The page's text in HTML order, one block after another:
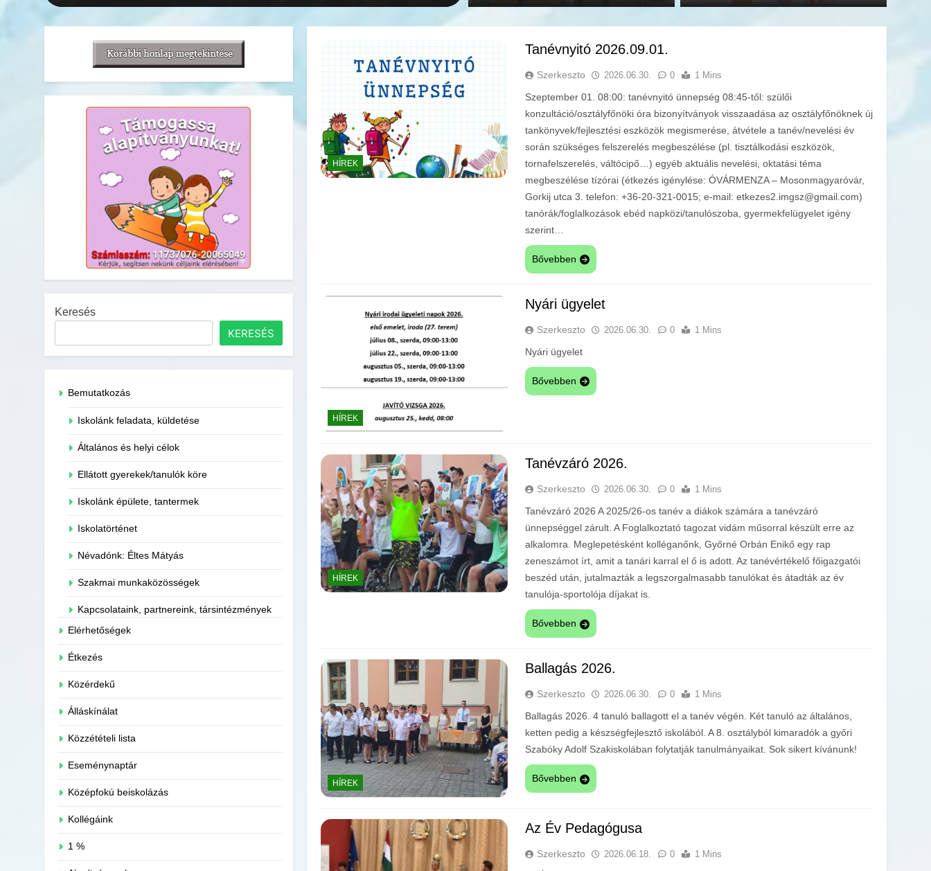
Keresés
KERESÉS
Bemutatkozás
Iskolánk feladata, küldetése
Általános és helyi célok
Ellátott gyerekek/tanulók köre
Iskolánk épülete, tantermek
Iskolatörténet
Névadónk: Éltes Mátyás
Szakmai munkaközösségek
Kapcsolataink, partnereink, társintézmények
Elérhetőségek
Étkezés
Közérdekű
Álláskínálat
Közzétételi lista
Eseménynaptár
Középfokú beiskolázás
Kollégáink
1 %
HÍREK
Tanévnyitó 2026.09.01.
Szerkeszto 2026.06.30. 0 1 Mins
Szeptember 01. 08:00: tanévnyitó ünnepség 08:45-től: szülői
konzultáció/osztályfőnöki óra bizonyítványok visszaadása az osztályfőnöknek új
tankönyvek/fejlesztési eszközök megismerése, átvétele a tanév/nevelési év
során szükséges felszerelés megbeszélése (pl. tisztálkodási eszközök,
tornafelszerelés, váltócipő…) egyéb aktuális nevelési, oktatási téma
megbeszélése tízórai (étkezés igénylése: ÓVÁRMENZA – Mosonmagyaróvár,
Gorkij utca 3. telefon: +36-20-321-0015; e-mail: etkezes2.imgsz@gmail.com)
tanórák/foglalkozások ebéd napközi/tanulószoba, gyermekfelügyelet igény
szerint…
Bővebben
HÍREK
Nyári ügyelet
Szerkeszto 2026.06.30. 0 1 Mins
Nyári ügyelet
Bővebben
HÍREK
Tanévzáró 2026.
Szerkeszto 2026.06.30. 0 1 Mins
Tanévzáró 2026 A 2025/26-os tanév a diákok számára a tanévzáró
ünnepséggel zárult. A Foglalkoztató tagozat vidám műsorral készült erre az
alkalomra. Meglepetésként kolléganőnk, Győrné Orbán Enikő egy rap
zeneszámot írt, amit a tanári karral el ő is adott. Az tanévértékelő főigazgatói
beszéd után, jutalmazták a legszorgalmasabb tanulókat és átadták az év
tanulója-sportolója díjakat is.
Bővebben
HÍREK
Ballagás 2026.
Szerkeszto 2026.06.30. 0 1 Mins
Ballagás 2026. 4 tanuló ballagott el a tanév végén. Két tanuló az általános,
ketten pedig a készségfejlesztő iskolából. A 8. osztályból kimaradók a győri
Szabóky Adolf Szakiskolában folytatják tanulmányaikat. Sok sikert kívánunk!
Bővebben
Az Év Pedagógusa
Szerkeszto 2026.06.18. 0 1 Mins